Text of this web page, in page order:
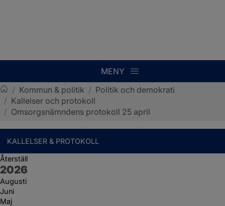
MENY
Sotenäs kommun
/ Kommun & politik / Politik och demokrati
/ Kallelser och protokoll
/ Omsorgsnämndens protokoll 25 april
KALLELSER & PROTOKOLL
Återställ
År:
2026
Augusti
Juni
Maj